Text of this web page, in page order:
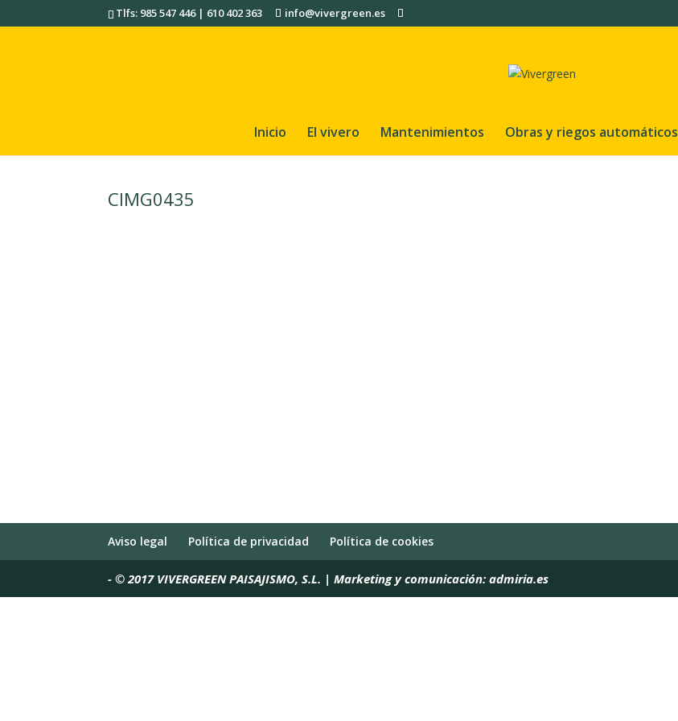
Tlfs: 985 547 446 | 610 402 363 info@vivergreen.es
Inicio El vivero Mantenimientos Obras y riegos automáticos
CIMG0435
Aviso legal Política de privacidad Política de cookies
-© 2017 VIVERGREEN PAISAJISMO, S.L. | Marketing y comunicación:admiria.es